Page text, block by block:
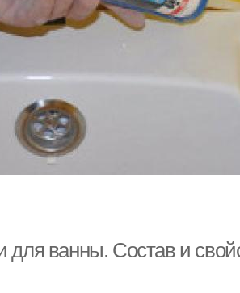
ванны. Состав и